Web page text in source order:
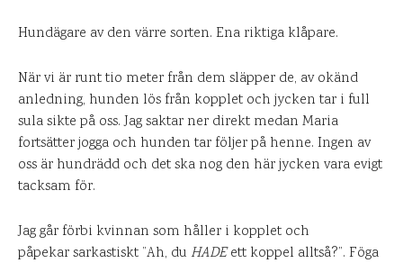
Hundägare av den värre sorten. Ena riktiga klåpare.
När vi är runt tio meter från dem släpper de, av okänd
anledning, hunden lös från kopplet och jycken tar i full
sula sikte på oss. Jag saktar ner direkt medan Maria
fortsätter jogga och hunden tar följer på henne. Ingen av
oss är hundrädd och det ska nog den här jycken vara evigt
tacksam för.
Jag går förbi kvinnan som håller i kopplet och
påpekar sarkastiskt ”Ah, du HADEett koppel alltså?”. Föga